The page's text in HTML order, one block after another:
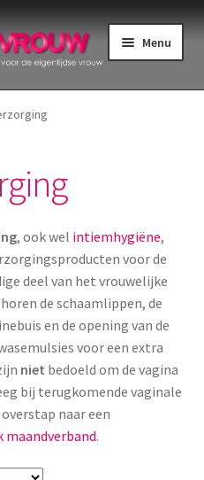
Menu
, ook wel intiemhygiëne,
voor de
deel van het vrouwelijke
de schaamlippen, de
en de opening van de
voor een extra
niet bedoeld om de vagina
bij terugkomende vaginale
naar een
.